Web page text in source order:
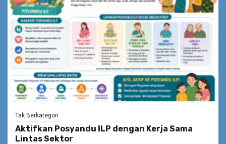
Tak Berkategori
Aktifkan Posyandu ILP dengan Kerja Sama
Lintas Sektor